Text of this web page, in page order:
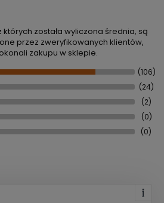
których została wyliczona średnia, są
przez zweryfikowanych klientów,
zakupu w sklepie.
(106)
(24)
(2)
(0)
(0)